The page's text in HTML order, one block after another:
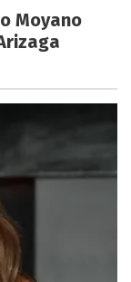
Moyano